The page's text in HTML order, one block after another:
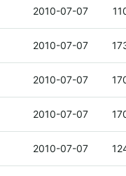
2010-07-07
2010-07-07
2010-07-07
2010-07-07
2010-07-07